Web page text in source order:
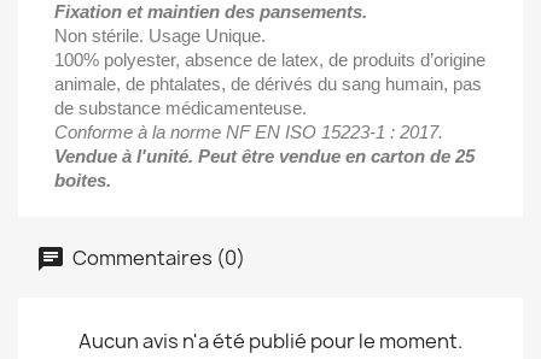
Fixation et maintien des pansements.
Non stérile. Usage Unique.
100% polyester, absence de latex, de produits d’origine
animale, de phtalates, de dérivés du sang humain, pas
de substance médicamenteuse.
Conforme à la norme NF EN ISO 15223-1 : 2017.
Vendue à l'unité. Peut être vendue en carton de 25
boites.
Commentaires (0)
Aucun avis n'a été publié pour le moment.